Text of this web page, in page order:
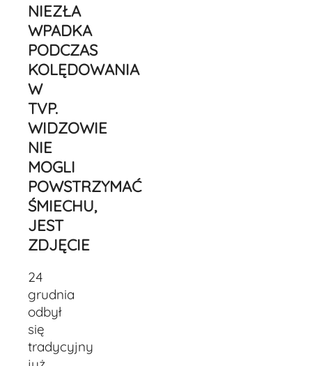
NIEZŁA
WPADKA
PODCZAS
KOLĘDOWANIA
W
TVP.
WIDZOWIE
NIE
MOGLI
POWSTRZYMAĆ
ŚMIECHU,
JEST
ZDJĘCIE
24
grudnia
odbył
się
tradycyjny